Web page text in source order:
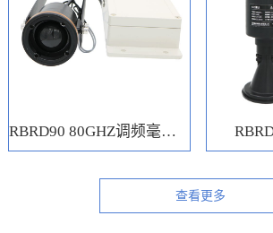
RBRD90 80GHZ调频毫米波水位计
查看更多